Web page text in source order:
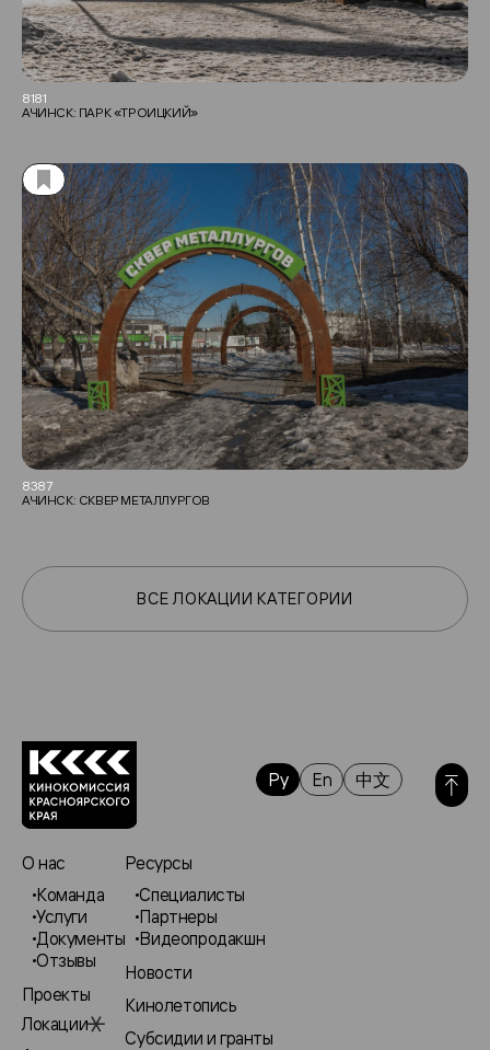
8181
АЧИНСК: ПАРК «ТРОИЦКИЙ»
8387
АЧИНСК: СКВЕР МЕТАЛЛУРГОВ
ВСЕ ЛОКАЦИИ КАТЕГОРИИ
Ру En 中文
О нас
Команда
Услуги
Документы
Отзывы
Проекты
Локации
Ресурсы
Специалисты
Партнеры
Видеопродакшн
Новости
Кинолетопись
Субсидии и гранты